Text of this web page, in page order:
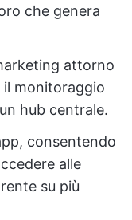
che genera
attorno
monitoraggio
hub centrale.
consentendo
alle
su più